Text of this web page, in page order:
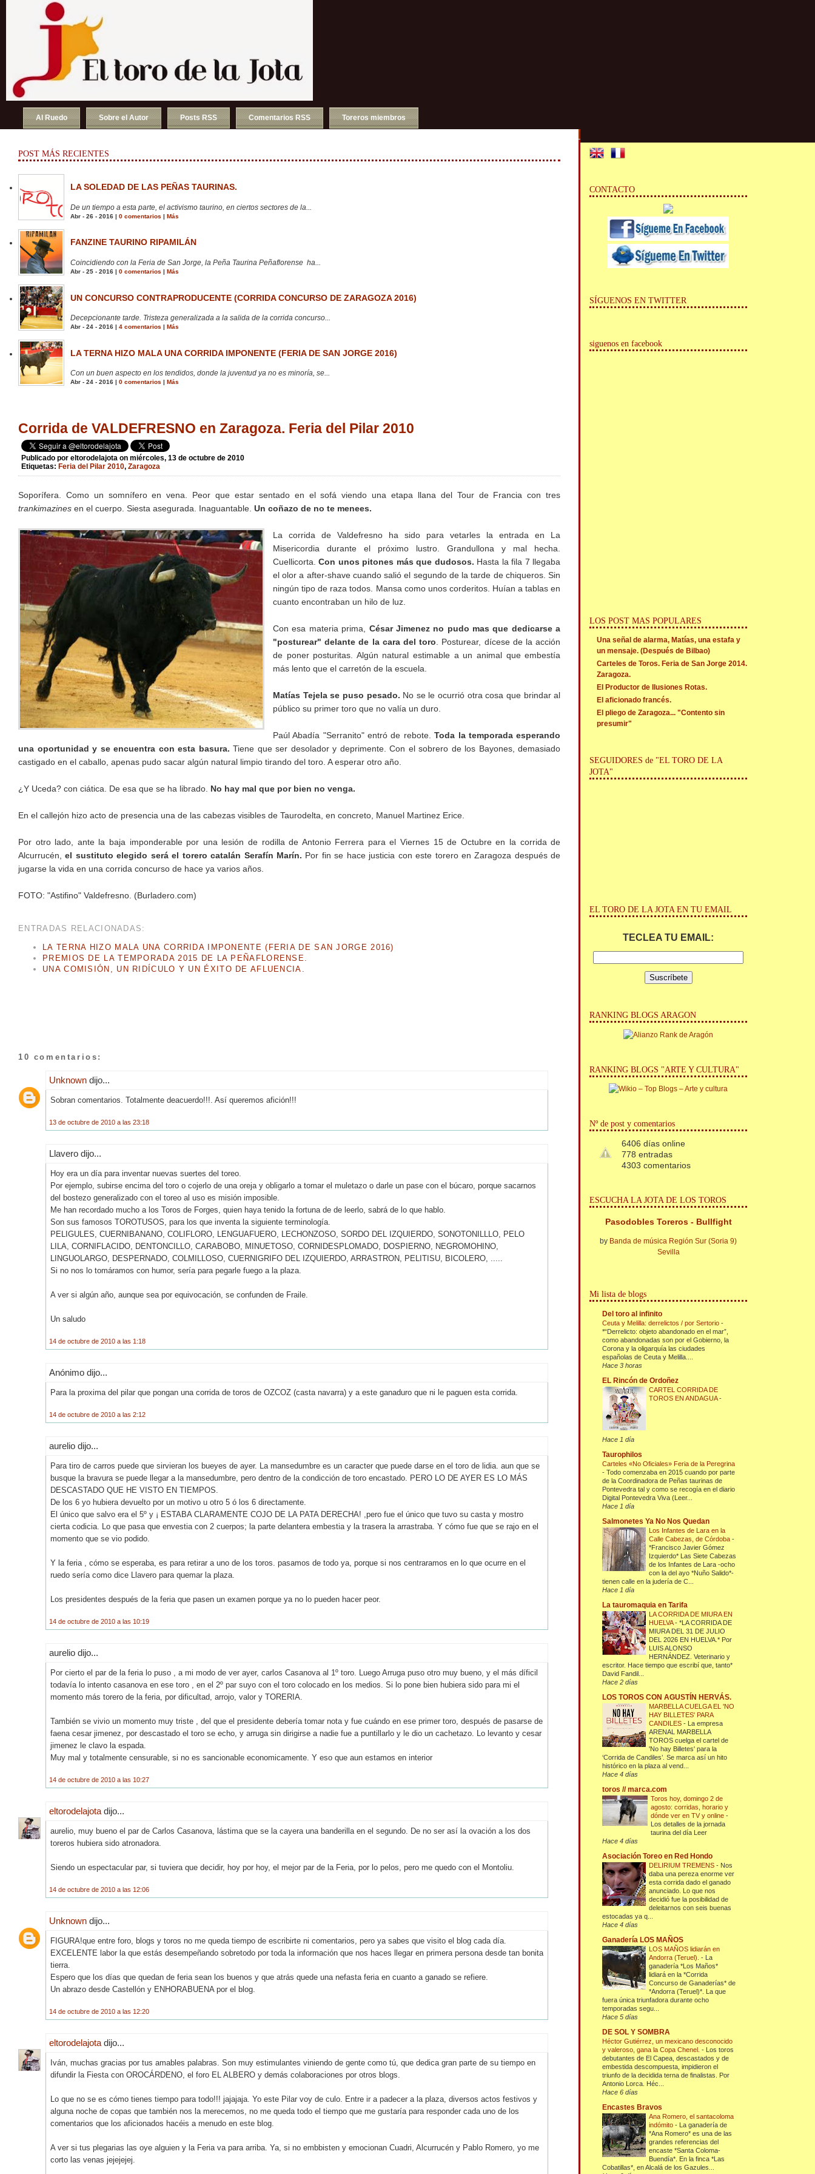
Al Ruedo Sobre el Autor Posts RSS Comentarios RSS Toreros miembros
POST MÁS RECIENTES
LA SOLEDAD DE LAS PEÑAS TAURINAS.
De un tiempo a esta parte, el activismo taurino, en ciertos sectores de la...
Abr - 26 - 2016 | 0 comentarios | Más
FANZINE TAURINO RIPAMILÁN
Coincidiendo con la Feria de San Jorge, la Peña Taurina Peñaflorense ha...
Abr - 25 - 2016 | 0 comentarios | Más
UN CONCURSO CONTRAPRODUCENTE (CORRIDA CONCURSO DE ZARAGOZA 2016)
Decepcionante tarde. Tristeza generalizada a la salida de la corrida concurso...
Abr - 24 - 2016 | 4 comentarios | Más
LA TERNA HIZO MALA UNA CORRIDA IMPONENTE (FERIA DE SAN JORGE 2016)
Con un buen aspecto en los tendidos, donde la juventud ya no es minoría, se...
Abr - 24 - 2016 | 0 comentarios Más
Corrida de VALDEFRESNO en Zaragoza. Feria del Pilar 2010
Publicado por eltorodelajota on miércoles, 13 de octubre de 2010
Etiquetas: Feria del Pilar 2010, Zaragoza
Soporífera. Como un somnífero en vena. Peor que estar sentado en el sofá viendo una etapa llana del Tour de Francia con tres
trankimazines en el cuerpo. Siesta asegurada. Inaguantable. Un coñazo de no te menees.
La corrida de Valdefresno ha sido para vetarles la entrada en La
Misericordia durante el próximo lustro. Grandullona y mal hecha.
Cuellicorta.Con unos pitones más que dudosos. Hasta la fila 7 llegaba
el olor a after-shave cuando salió el segundo de la tarde de chiqueros. Sin
ningún tipo de raza todos. Mansa como unos corderitos. Huían a tablas en
cuanto encontraban un hilo de luz.
Con esa materia prima, César Jimenez no pudo mas que dedicarse a
"posturear" delante de la cara del toro . Posturear, dícese de la acción
de poner posturitas. Algún natural estimable a un animal que embestía
más lento que el carretón de la escuela.
Matías Tejela se puso pesado. No se le ocurrió otra cosa que brindar al
público su primer toro que no valía un duro.
Paúl Abadía "Serranito" entró de rebote.Toda la temporada esperando
una oportunidad y se encuentra con esta basura. Tiene que ser desolador y deprimente. Con el sobrero de los Bayones, demasiado
castigado en el caballo, apenas pudo sacar algún natural limpio tirando del toro. A esperar otro año.
¿Y Uceda? con ciática. De esa que se ha librado. No hay mal que por bien no venga.
En el callejón hizo acto de presencia una de las cabezas visibles de Taurodelta, en concreto, Manuel Martinez Erice.
Por otro lado, ante la baja imponderable por una lesión de rodilla de Antonio Ferrera para el Viernes 15 de Octubre en la corrida de
Alcurrucén,el sustituto elegido será el torero catalán Serafín Marín. Por fin se hace justicia con este torero en Zaragoza después de
jugarse la vida en una corrida concurso de hace ya varios años.
FOTO: "Astifino" Valdefresno. (Burladero.com)
ENTRADAS RELACIONADAS:
LA TERNA HIZO MALA UNA CORRIDA IMPONENTE (FERIA DE SAN JORGE 2016)
PREMIOS DE LA TEMPORADA 2015 DE LA PEÑAFLORENSE.
UNA COMISIÓN, UN RIDÍCULO Y UN ÉXITO DE AFLUENCIA.
10 comentarios:
Unknown dijo...
Sobran comentarios. Totalmente deacuerdo!!!. Así queremos afición!!!
13 de octubre de 2010 a las 23:18
Llavero dijo...
Hoy era un día para inventar nuevas suertes del toreo.
Por ejemplo, subirse encima del toro o cojerlo de una oreja y obligarlo a tomar el muletazo o darle un pase con el búcaro, porque sacarnos
del bostezo generalizado con el toreo al uso es misión imposible.
Me han recordado mucho a los Toros de Forges, quien haya tenido la fortuna de de leerlo, sabrá de lo que hablo.
Son sus famosos TOROTUSOS, para los que inventa la siguiente terminología.
PELIGULES, CUERNIBANANO, COLIFLORO, LENGUAFUERO, LECHONZOSO, SORDO DEL IZQUIERDO, SONOTONILLLO, PELO
LILA, CORNIFLACIDO, DENTONCILLO, CARABOBO, MINUETOSO, CORNIDESPLOMADO, DOSPIERNO, NEGROMOHINO,
LINGUOLARGO, DESPERNADO, COLMILLOSO, CUERNIGRIFO DEL IZQUIERDO, ARRASTRON, PELITISU, BICOLERO, .....
Si no nos lo tomáramos con humor, sería para pegarle fuego a la plaza.
A ver si algún año, aunque sea por equivocación, se confunden de Fraile.
Un saludo
14 de octubre de 2010 a las 1:18
Anónimo dijo...
Para la proxima del pilar que pongan una corrida de toros de OZCOZ (casta navarra) y a este ganaduro que ni le paguen esta corrida.
14 de octubre de 2010 a las 2:12
aurelio dijo...
Para tiro de carros puede que sirvieran los bueyes de ayer. La mansedumbre es un caracter que puede darse en el toro de lidia. aun que se
busque la bravura se puede llegar a la mansedumbre, pero dentro de la condicción de toro encastado. PERO LO DE AYER ES LO MÁS
DESCASTADO QUE HE VISTO EN TIEMPOS.
De los 6 yo hubiera devuelto por un motivo u otro 5 ó los 6 directamente.
El único que salvo era el 5º y ¡ ESTABA CLARAMENTE COJO DE LA PATA DERECHA! ,pero fue el único que tuvo su casta y mostro
cierta codicia. Lo que pasa que envestia con 2 cuerpos; la parte delantera embestia y la trasera la arrastraba. Y cómo fue que se rajo en el
momento que se vio podido.
Y la feria , cómo se esperaba, es para retirar a uno de los toros. pasamos de todo ya, porque si nos centraramos en lo que ocurre en el
ruedo sería como dice Llavero para quemar la plaza.
Los presidentes después de la feria que pasen un examen porque ya no lo pueden hacer peor.
14 de octubre de 2010 a las 10:19
aurelio dijo...
Por cierto el par de la feria lo puso , a mi modo de ver ayer, carlos Casanova al 1º toro. Luego Arruga puso otro muy bueno, y el más díficil
todavía lo intento casanova en ese toro , en el 2º par suyo con el toro colocado en los medios. Si lo pone bien hubiera sido para mi el
momento más torero de la feria, por dificultad, arrojo, valor y TORERIA.
También se vivio un momento muy triste , del que el presidente debería tomar nota y fue cuándo en ese primer toro, después de pasarse de
faena cesar jimenez, por descastado el toro se echo, y arruga sin dirigirse a nadie fue a puntillarlo y le dio un cachetazo. Lo levanto y cesar
jimenez le clavo la espada.
Muy mal y totalmente censurable, si no es sancionable economicamente. Y eso que aun estamos en interior
14 de octubre de 2010 a las 10:27
eltorodelajota dijo...
aurelio, muy bueno el par de Carlos Casanova, lástima que se la cayera una banderilla en el segundo. De no ser así la ovación a los dos
toreros hubiera sido atronadora.
Siendo un espectacular par, si tuviera que decidir, hoy por hoy, el mejor par de la Feria, por lo pelos, pero me quedo con el Montoliu.
14 de octubre de 2010 a las 12:06
Unknown dijo...
FIGURA!que entre foro, blogs y toros no me queda tiempo de escribirte ni comentarios, pero ya sabes que visito el blog cada día.
EXCELENTE labor la que estás desempeñando sobretodo por toda la información que nos haces llegar en primera persona desde tan bonita
tierra.
Espero que los días que quedan de feria sean los buenos y que atrás quede una nefasta feria en cuanto a ganado se refiere.
Un abrazo desde Castellón y ENHORABUENA por el blog.
14 de octubre de 2010 a las 12:20
eltorodelajota dijo...
Iván, muchas gracias por tus amables palabras. Son muy estimulantes viniendo de gente como tú, que dedica gran parte de su tiempo en
difundir la Fiesta con OROCÁRDENO, el foro EL ALBERO y demás colaboraciones por otros blogs.
Lo que no se es cómo tienes tiempo para todo!!! jajajaja. Yo este Pilar voy de culo. Entre ir a padecer a la plaza, diversos actos festivos y
alguna noche de copas que también nos la merecemos, no me queda todo el tiempo que me gustaría para responder cada uno de los
comentarios que los aficionados hacéis a menudo en este blog.
A ver si tus plegarias las oye alguien y la Feria va para arriba. Ya, si no embbisten y emocionan Cuadri, Alcurrucén y Pablo Romero, yo me
corto las venas jejejejej.
CONTACTO
SÍGUENOS EN TWITTER
siguenos en facebook
LOS POST MAS POPULARES
Una señal de alarma, Matías, una estafa y
un mensaje. (Después de Bilbao)
Carteles de Toros. Feria de San Jorge 2014.
Zaragoza.
El Productor de Ilusiones Rotas.
El aficionado francés.
El pliego de Zaragoza... "Contento sin
presumir"
SEGUIDORES de "EL TORO DE LA
JOTA"
EL TORO DE LA JOTA EN TU EMAIL
TECLEA TU EMAIL:
RANKING BLOGS ARAGON
RANKING BLOGS "ARTE Y CULTURA"
Nº de post y comentarios
6406 días online
778 entradas
4303 comentarios
ESCUCHA LA JOTA DE LOS TOROS
Pasodobles Toreros - Bullfight
by Banda de música Región Sur (Soria 9)
Sevilla
Mi lista de blogs
Del toro al infinito
Ceuta y Melilla: derrelictos / por Sertorio-
*“Derrelicto: objeto abandonado en el mar”,
como abandonadas son por el Gobierno, la
Corona y la oligarquía las ciudades
españolas de Ceuta y Melilla....
Hace 3 horas
EL Rincón de Ordoñez
CARTEL CORRIDA DE
TOROS EN ANDAGUA-
Hace 1 día
Taurophilos
Carteles «No Oficiales» Feria de la Peregrina
-Todo comenzaba en 2015 cuando por parte
de la Coordinadora de Peñas taurinas de
Pontevedra tal y como se recogía en el diario
Digital Pontevedra Viva (Leer...
Hace 1 día
Salmonetes Ya No Nos Quedan
Los Infantes de Lara en la
Calle Cabezas, de Córdoba-
*Francisco Javier Gómez
Izquierdo* Las Siete Cabezas
de los Infantes de Lara -ocho
con la del ayo *Nuño Salido*-
tienen calle en la judería de C...
Hace 1 día
La tauromaquia en Tarifa
LA CORRIDA DE MIURA EN
HUELVA-*LA CORRIDA DE
MIURA DEL 31 DE JULIO
DEL 2026 EN HUELVA.* Por
LUIS ALONSO
HERNÁNDEZ. Veterinario y
escritor. Hace tiempo que escribí que, tanto*
David Fandil...
Hace 2 días
LOS TOROS CON AGUSTÍN HERVÁS.
MARBELLA CUELGA EL 'NO
HAY BILLETES' PARA
CANDILES- La empresa
ARENAL MARBELLA
TOROS cuelga el cartel de
'No hay Billetes' para la
‘Corrida de Candiles’. Se marca así un hito
histórico en la plaza al vend...
Hace 4 días
toros // marca.com
Toros hoy, domingo 2 de
agosto: corridas, horario y
dónde ver en TV y online-
Los detalles de la jornada
taurina del día Leer
Hace 4 días
Asociación Toreo en Red Hondo
DELIRIUM TREMENS- Nos
daba una pereza enorme ver
esta corrida dado el ganado
anunciado. Lo que nos
decidió fue la posibilidad de
deleitarnos con seis buenas
estocadas ya q...
Hace 4 días
Ganadería LOS MAÑOS
LOS MAÑOS lidiarán en
Andorra (Teruel).- La
ganadería *Los Maños*
lidiará en la *Corrida
Concurso de Ganaderías* de
*Andorra (Teruel)*. La que
fuera única triunfadora durante ocho
temporadas segu...
Hace 5 días
DE SOL Y SOMBRA
Héctor Gutiérrez, un mexicano desconocido
y valeroso, gana la Copa Chenel.- Los toros
debutantes de El Capea, descastados y de
embestida descompuesta, impidieron el
triunfo de la decidida terna de finalistas. Por
Antonio Lorca. Héc...
Hace 6 días
Encastes Bravos
Ana Romero, el santacoloma
indómito- La ganadería de
*Ana Romero* es una de las
grandes referencias del
encaste *Santa Coloma-
Buendía*. En la finca *Las
Cobatillas*, en Alcalá de los Gazules...